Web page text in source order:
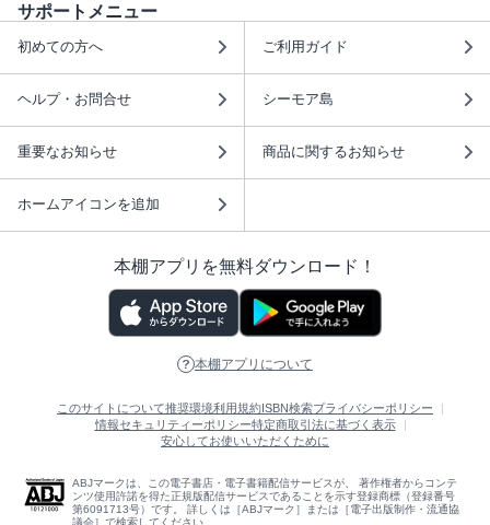
サポートメニュー
初めての方へ ご利用ガイド
ヘルプ・お問合せ シーモア島
重要なお知らせ 商品に関するお知らせ
ホームアイコンを追加
本棚アプリを無料ダウンロード！
本棚アプリについて
このサイトについて推奨環境利用規約ISBN検索プライバシーポリシー
情報セキュリティーポリシー特定商取引法に基づく表示
安心してお使いいただくために
ABJマークは、この電子書店・電子書籍配信サービスが、 著作権者からコンテ
ンツ使用許諾を得た正規版配信サービスであることを示す登録商標（登録番号
第6091713号）です。 詳しくは［ABJマーク］または［電子出版制作・流通協
議会］で検索してください。